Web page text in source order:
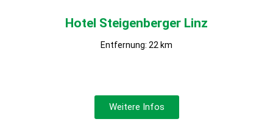
Hotel Steigenberger Linz
Entfernung: 22 km
Weitere Infos